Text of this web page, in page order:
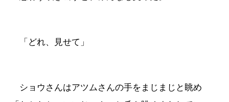
「どれ、見せて」
ショウさんはアツムさんの手をまじまじと眺め